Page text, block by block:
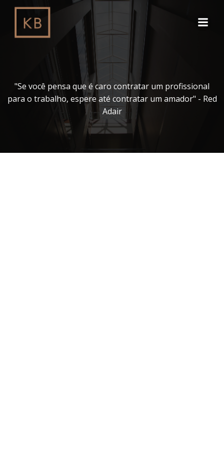
o
conteúdo
"Se você pensa que é caro contratar um profissional
para o trabalho, espere até contratar um amador" - Red
Adair